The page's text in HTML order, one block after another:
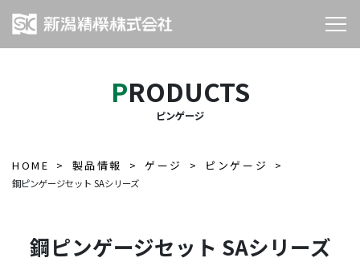
PRODUCTS
ピンゲージ
HOME 製品情報 ゲージ ピンゲージ
鋼ピンゲージセット SAシリーズ
鋼ピンゲージセット SAシリーズ